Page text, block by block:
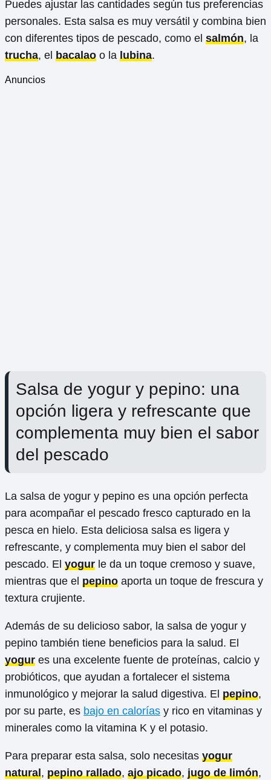
Puedes ajustar las cantidades según tus preferencias
personales. Esta salsa es muy versátil y combina bien
con diferentes tipos de pescado, como el salmón, la
trucha, el bacalao o la lubina.
Anuncios
Salsa de yogur y pepino: una
opción ligera y refrescante que
complementa muy bien el sabor
del pescado
La salsa de yogur y pepino es una opción perfecta
para acompañar el pescado fresco capturado en la
pesca en hielo. Esta deliciosa salsa es ligera y
refrescante, y complementa muy bien el sabor del
pescado. El yogur le da un toque cremoso y suave,
mientras que el pepino aporta un toque de frescura y
textura crujiente.
Además de su delicioso sabor, la salsa de yogur y
pepino también tiene beneficios para la salud. El
yogur es una excelente fuente de proteínas, calcio y
probióticos, que ayudan a fortalecer el sistema
inmunológico y mejorar la salud digestiva. El pepino,
por su parte, es bajo en calorías y rico en vitaminas y
minerales como la vitamina K y el potasio.
Para preparar esta salsa, solo necesitas yogur
natural, pepino rallado, ajo picado, jugo de limón,